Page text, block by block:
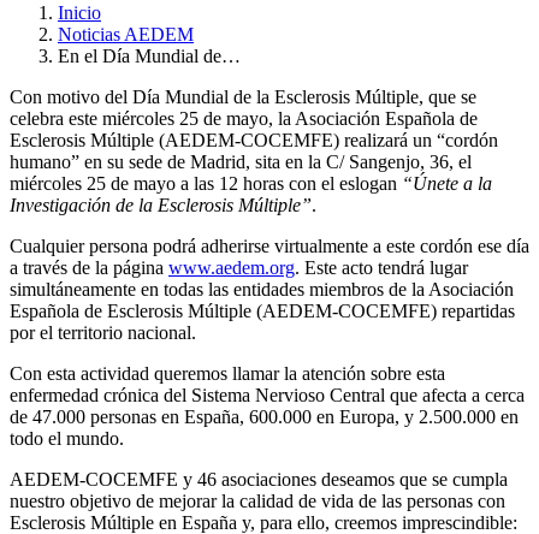
Inicio
Noticias AEDEM
En el Día Mundial de…
Con motivo del Día Mundial de la Esclerosis Múltiple, que se
celebra este miércoles 25 de mayo, la Asociación Española de
Esclerosis Múltiple (AEDEM-COCEMFE) realizará un “cordón
humano” en su sede de Madrid, sita en la C/ Sangenjo, 36, el
miércoles 25 de mayo a las 12 horas con el eslogan “Únete a la
Investigación de la Esclerosis Múltiple”.
Cualquier persona podrá adherirse virtualmente a este cordón ese día
a través de la página www.aedem.org. Este acto tendrá lugar
simultáneamente en todas las entidades miembros de la Asociación
Española de Esclerosis Múltiple (AEDEM-COCEMFE) repartidas
por el territorio nacional.
Con esta actividad queremos llamar la atención sobre esta
enfermedad crónica del Sistema Nervioso Central que afecta a cerca
de 47.000 personas en España, 600.000 en Europa, y 2.500.000 en
todo el mundo.
AEDEM-COCEMFE y 46 asociaciones deseamos que se cumpla
nuestro objetivo de mejorar la calidad de vida de las personas con
Esclerosis Múltiple en España y, para ello, creemos imprescindible: